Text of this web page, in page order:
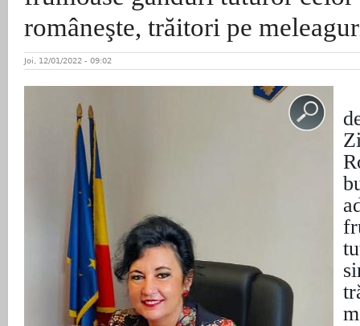
româneşte, trăitori pe
Joi, 12/01/2022 - 09:02